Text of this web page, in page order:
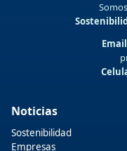
Noticias
Sostenibilidad
Empresas